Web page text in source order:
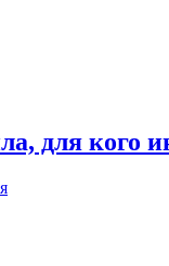
для кого